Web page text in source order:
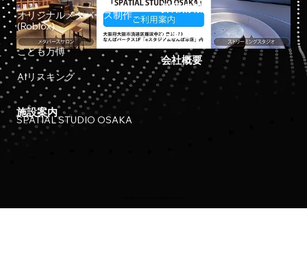
オリジナルメタバース制作
(Roblox)
こども万博
AIリスキング
施設案内
SPATIAL STUDIO OSAKA
採用情報
お知らせ
会社概要